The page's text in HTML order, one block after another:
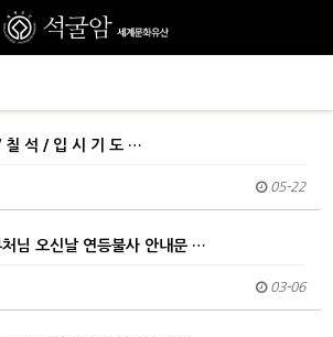
석 / 입 시 기 도 …
05-22
님 오신날 연등불사 안내문 …
03-06